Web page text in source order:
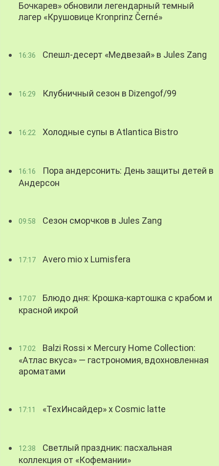
Бочкарев» обновили легендарный темный
лагер «Крушовице Kronprinz Černé»
16:36 Спешл-десерт «Медвезай» в Jules Zang
16:29 Клубничный сезон в Dizengof/99
16:22 Холодные супы в Atlantica Bistro
16:16
Пора андерсонить: День защиты детей в
Андерсон
09:58 Сезон сморчков в Jules Zang
17:17 Avero mio x Lumisfera
17:07
Блюдо дня: Крошка-картошка с крабом и
красной икрой
17:02
Balzi Rossi × Mercury Home Collection:
«Атлас вкуса» — гастрономия, вдохновленная
ароматами
17:11 «ТехИнсайдер» х Cosmic latte
12:38
Светлый праздник: пасхальная
коллекция от «Кофемании»